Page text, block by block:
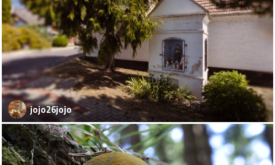
jojo26jojo